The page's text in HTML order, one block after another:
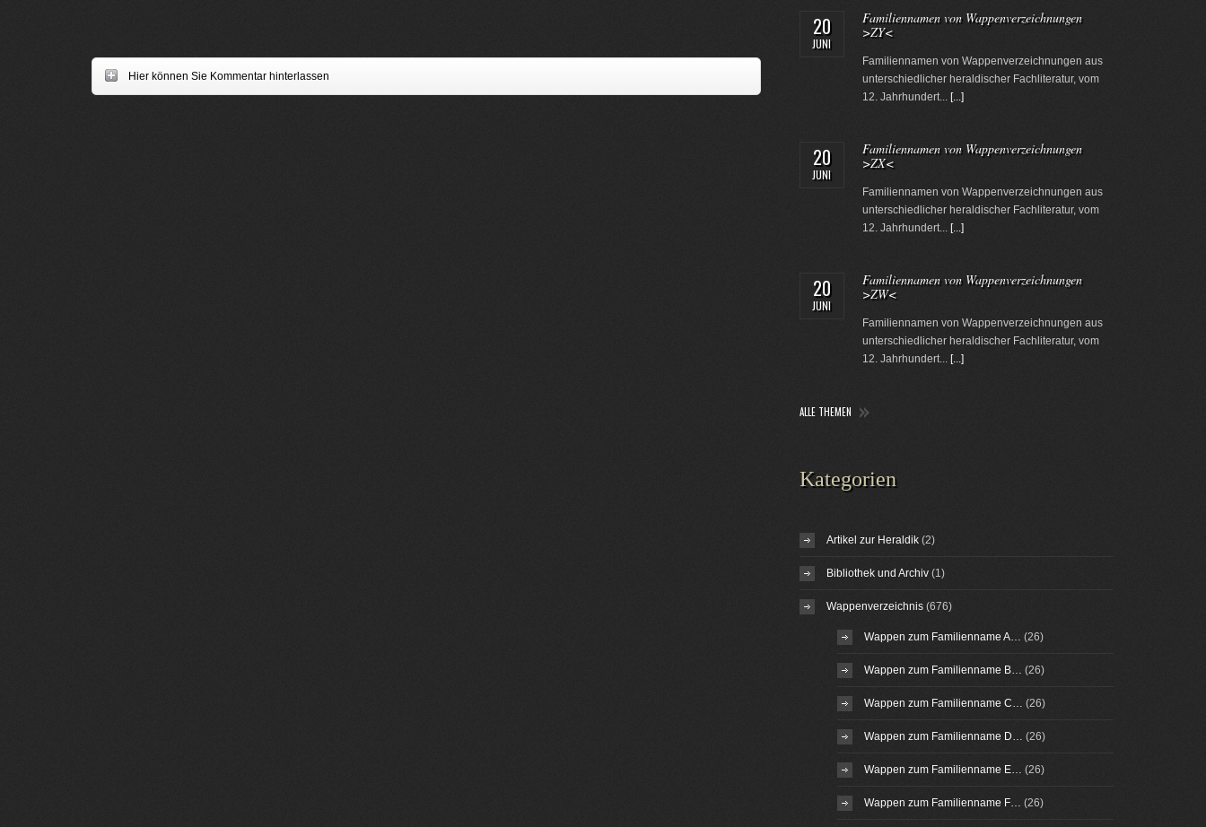
Hier können Sie Kommentar hinterlassen
20
JUNI
Familiennamen von Wappenverzeichnungen
>ZY<
Familiennamen von Wappenverzeichnungen aus
unterschiedlicher heraldischer Fachliteratur, vom
12. Jahrhundert... [...]
20
JUNI
Familiennamen von Wappenverzeichnungen
>ZX<
Familiennamen von Wappenverzeichnungen aus
unterschiedlicher heraldischer Fachliteratur, vom
12. Jahrhundert... [...]
20
JUNI
Familiennamen von Wappenverzeichnungen
>ZW<
Familiennamen von Wappenverzeichnungen aus
unterschiedlicher heraldischer Fachliteratur, vom
12. Jahrhundert... [...]
ALLE THEMEN
Kategorien
Artikel zur Heraldik(2)
Bibliothek und Archiv(1)
Wappenverzeichnis(676)
Wappen zum Familienname A… (26)
Wappen zum Familienname B… (26)
Wappen zum Familienname C… (26)
Wappen zum Familienname D… (26)
Wappen zum Familienname E… (26)
Wappen zum Familienname F… (26)